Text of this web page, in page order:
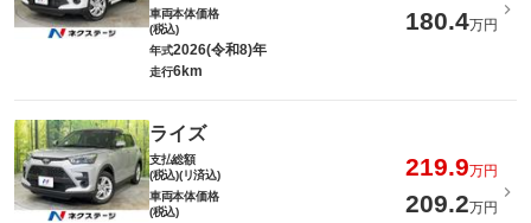
車両本体価格
(税込)
180.4万円
年式2026(令和8)年
走行6km
ライズ
支払総額
(税込)(リ済込)
219.9万円
車両本体価格
(税込)
209.2万円